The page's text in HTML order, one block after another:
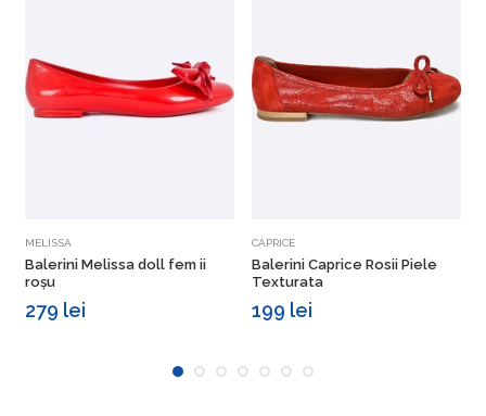
MELISSA
Balerini Melissa doll fem ii
roșu
279 lei
CAPRICE
Balerini Caprice Rosii Piele
Texturata
199 lei